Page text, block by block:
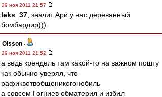
29 ноя 2011 21:57
leks_37 , значит Ари у нас деревянный
бомбардир)))
Olsson -
29 ноя 2011 21:52
а ведь крендель там какой-то на важном пошту
как обычно уверял, что
рафиквотвобщеникогонебиль
а совсем Гогниев обматерил и избил